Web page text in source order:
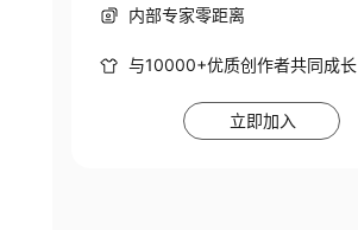
内部专家零距离
与10000+优质创作者共同成长
立即加入